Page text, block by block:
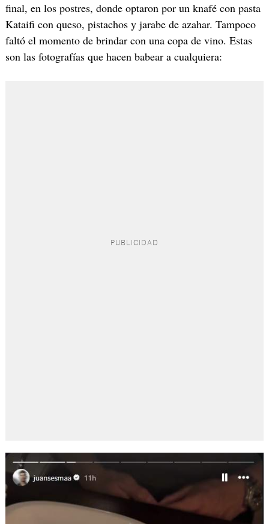
final, en los postres, donde optaron por un knafé con pasta
Kataifi con queso, pistachos y jarabe de azahar. Tampoco
faltó el momento de brindar con una copa de vino. Estas
son las fotografías que hacen babear a cualquiera: